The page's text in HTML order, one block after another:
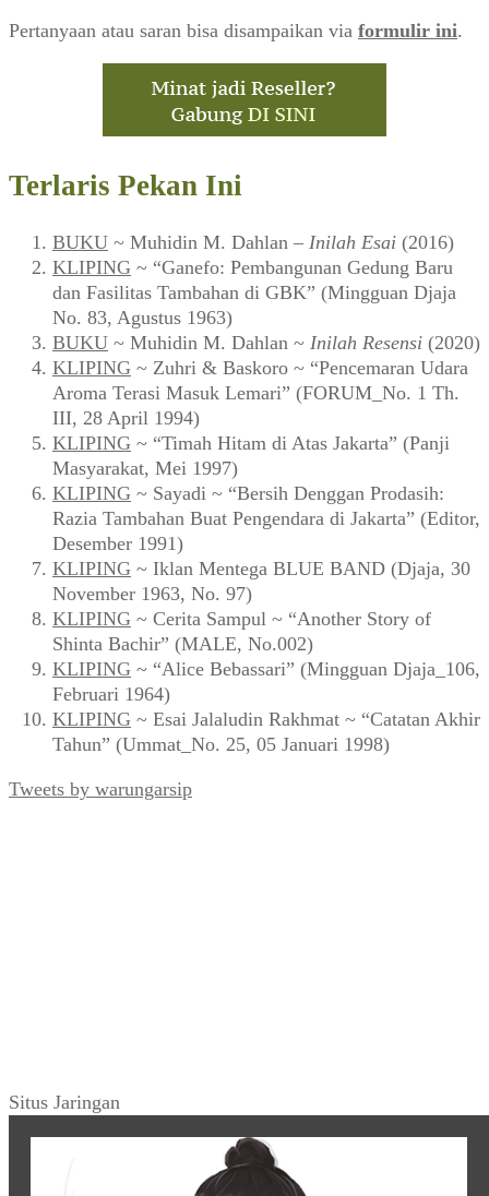
Pertanyaan atau saran bisa disampaikan via formulir ini.
Terlaris Pekan Ini
BUKU ~ Muhidin M. Dahlan – Inilah Esai (2016)
KLIPING ~ “Ganefo: Pembangunan Gedung Baru
dan Fasilitas Tambahan di GBK” (Mingguan Djaja
No. 83, Agustus 1963)
BUKU ~ Muhidin M. Dahlan ~ Inilah Resensi (2020)
KLIPING ~ Zuhri & Baskoro ~ “Pencemaran Udara
Aroma Terasi Masuk Lemari” (FORUM_No. 1 Th.
III, 28 April 1994)
KLIPING ~ “Timah Hitam di Atas Jakarta” (Panji
Masyarakat, Mei 1997)
KLIPING ~ Sayadi ~ “Bersih Denggan Prodasih:
Razia Tambahan Buat Pengendara di Jakarta” (Editor,
Desember 1991)
KLIPING ~ Iklan Mentega BLUE BAND (Djaja, 30
November 1963, No. 97)
KLIPING ~ Cerita Sampul ~ “Another Story of
Shinta Bachir” (MALE, No.002)
KLIPING ~ “Alice Bebassari” (Mingguan Djaja_106,
Februari 1964)
KLIPING ~ Esai Jalaludin Rakhmat ~ “Catatan Akhir
Tahun” (Ummat_No. 25, 05 Januari 1998)
Tweets by warungarsip
Situs Jaringan